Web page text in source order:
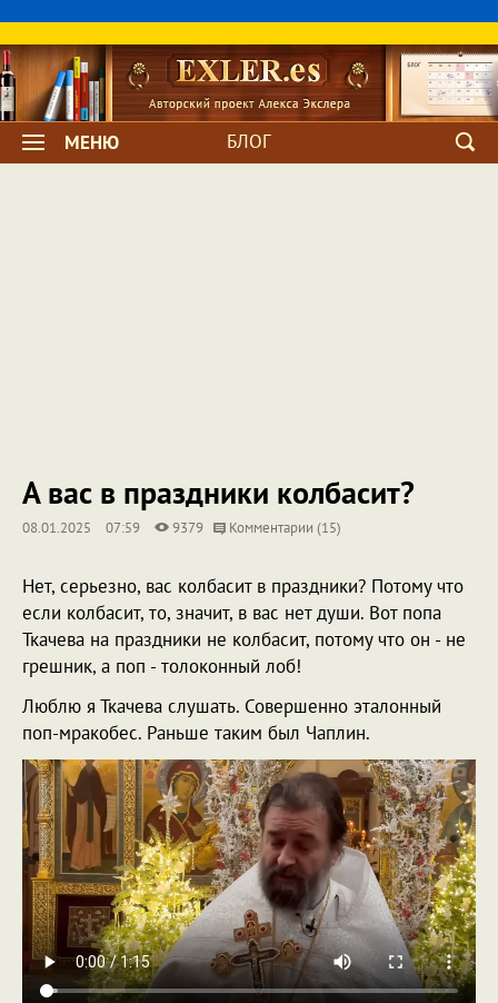
МЕНЮ БЛОГ
А вас в праздники колбасит?
08.01.2025 07:59 9379 Комментарии (15)
Нет, серьезно, вас колбасит в праздники? Потому что
если колбасит, то, значит, в вас нет души. Вот попа
Ткачева на праздники не колбасит, потому что он - не
грешник, а поп - толоконный лоб!
Люблю я Ткачева слушать. Совершенно эталонный
поп-мракобес. Раньше таким был Чаплин.